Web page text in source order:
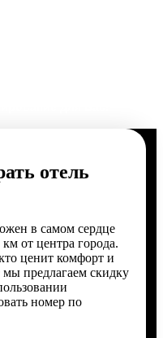
отель
в самом сердце
от центра города.
ценит комфорт и
мы предлагаем скидку
номер по